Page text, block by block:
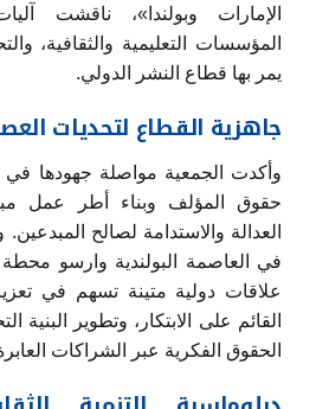
الإمارات وبولندا»، ناقشت
المؤسسات التعليمية والثقافية،
يمر بها قطاع النشر الدولي.
جاهزية القطاع لتحديات
وأكدت الجمعية مواصلة جهودها في
حقوق المؤلف وبناء أطر عمل
العدالة والاستدامة لصالح
في العاصمة البولندية وارسو
علاقات دولية متينة تسهم في
القائم على الابتكار، وتطوير البنية
الحقوق الفكرية عبر الشراكات